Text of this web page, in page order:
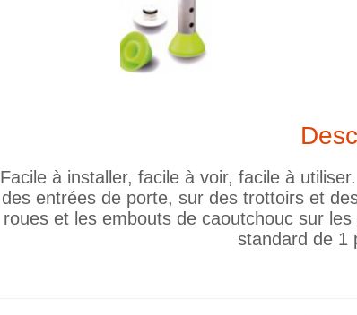
Facile à installer, facile à voir, facile à
des entrées de porte, sur des trottoirs et
roues et les embouts de caoutchouc sur
standard de 1